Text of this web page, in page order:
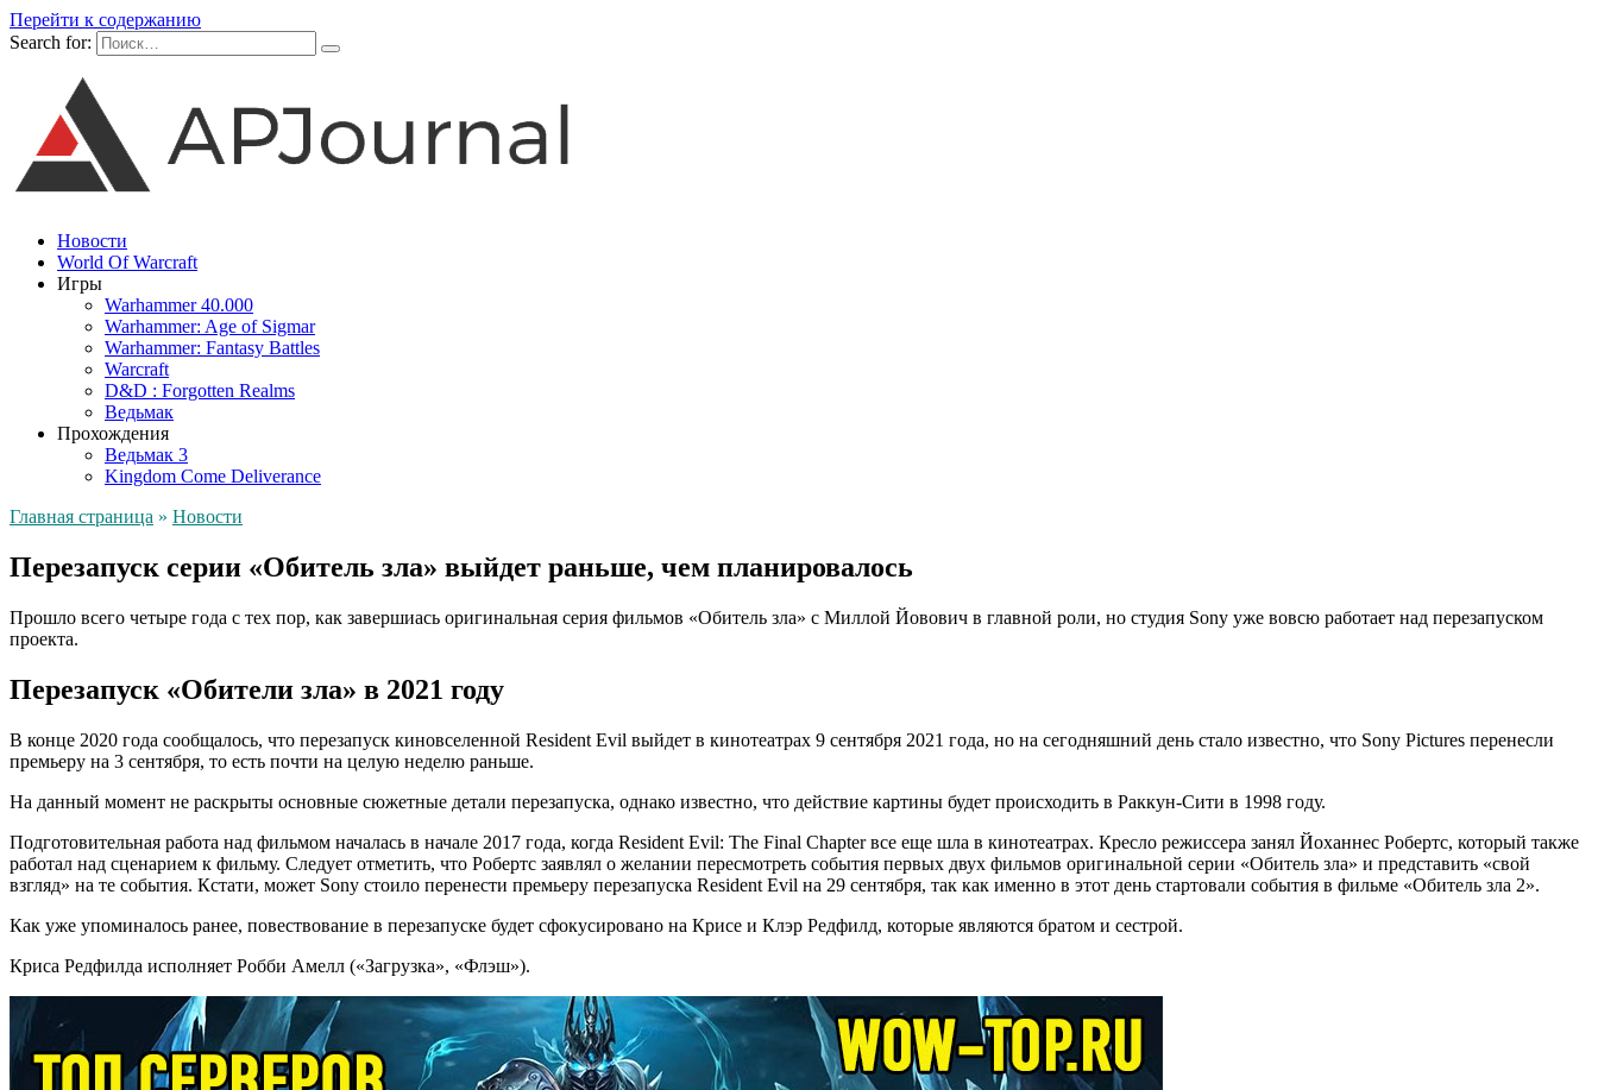
Перейти к содержанию
Search for:
Новости
World Of Warcraft
Игры
Warhammer 40.000
Warhammer: Age of Sigmar
Warhammer: Fantasy Battles
Warcraft
D&D : Forgotten Realms
Ведьмак
Прохождения
Ведьмак 3
Kingdom Come Deliverance
Главная страница » Новости
Перезапуск серии «Обитель зла» выйдет раньше, чем планировалось
Прошло всего четыре года с тех пор, как завершиась оригинальная серия фильмов «Обитель зла» с Миллой Йовович в главной роли, но студия Sony уже вовсю работает над перезапуском
проекта.
Перезапуск «Обители зла» в 2021 году
В конце 2020 года сообщалось, что перезапуск киновселенной Resident Evil выйдет в кинотеатрах 9 сентября 2021 года, но на сегодняшний день стало известно, что Sony Pictures перенесли
премьеру на 3 сентября, то есть почти на целую неделю раньше.
На данный момент не раскрыты основные сюжетные детали перезапуска, однако известно, что действие картины будет происходить в Раккун-Сити в 1998 году.
Подготовительная работа над фильмом началась в начале 2017 года, когда Resident Evil: The Final Chapter все еще шла в кинотеатрах. Кресло режиссера занял Йоханнес Робертс, который также
работал над сценарием к фильму. Следует отметить, что Робертс заявлял о желании пересмотреть события первых двух фильмов оригинальной серии «Обитель зла» и представить «свой
взгляд» на те события. Кстати, может Sony стоило перенести премьеру перезапуска Resident Evil на 29 сентября, так как именно в этот день стартовали события в фильме «Обитель зла 2».
Как уже упоминалось ранее, повествование в перезапуске будет сфокусировано на Крисе и Клэр Редфилд, которые являются братом и сестрой.
Криса Редфилда исполняет Робби Амелл («Загрузка», «Флэш»).